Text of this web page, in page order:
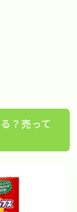
？売って